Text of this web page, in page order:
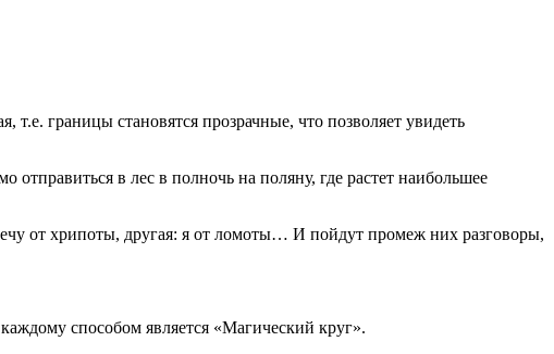
границы становятся прозрачные, что позволяет увидеть
в лес в полночь на поляну, где растет наибольшее
от хрипоты, другая: я от ломоты… И пойдут промеж них разговоры,
способом является «Магический круг».